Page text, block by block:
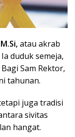
atau akrab
duduk semeja,
Sam Rektor,
tahunan.
juga tradisi
sivitas
hangat.